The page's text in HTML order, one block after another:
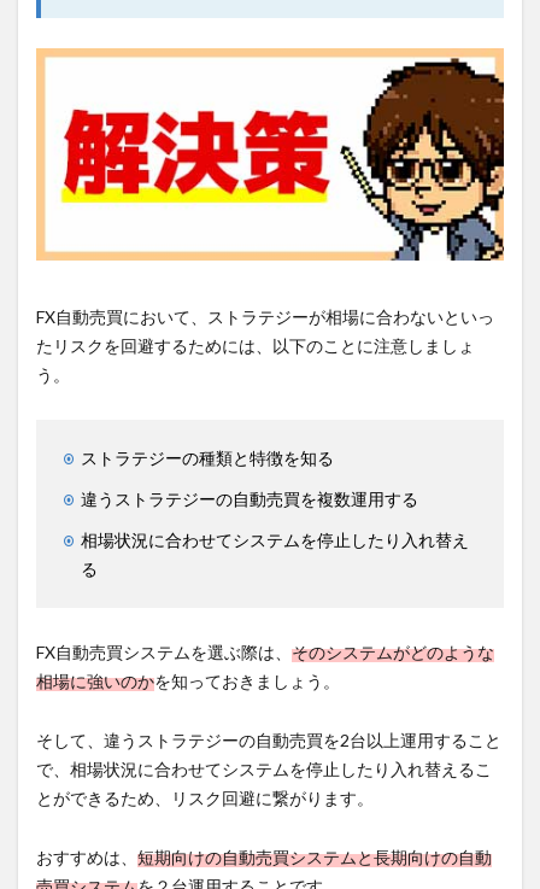
FX自動売買において、ストラテジーが相場に合わないといっ
たリスクを回避するためには、以下のことに注意しましょ
う。
ストラテジーの種類と特徴を知る
違うストラテジーの自動売買を複数運用する
相場状況に合わせてシステムを停止したり入れ替え
る
FX自動売買システムを選ぶ際は、 そのシステムがどのような
相場に強いのかを知っておきましょう。
そして、違うストラテジーの自動売買を2台以上運用すること
で、相場状況に合わせてシステムを停止したり入れ替えるこ
とができるため、リスク回避に繋がります。
おすすめは、 短期向けの自動売買システムと長期向けの自動